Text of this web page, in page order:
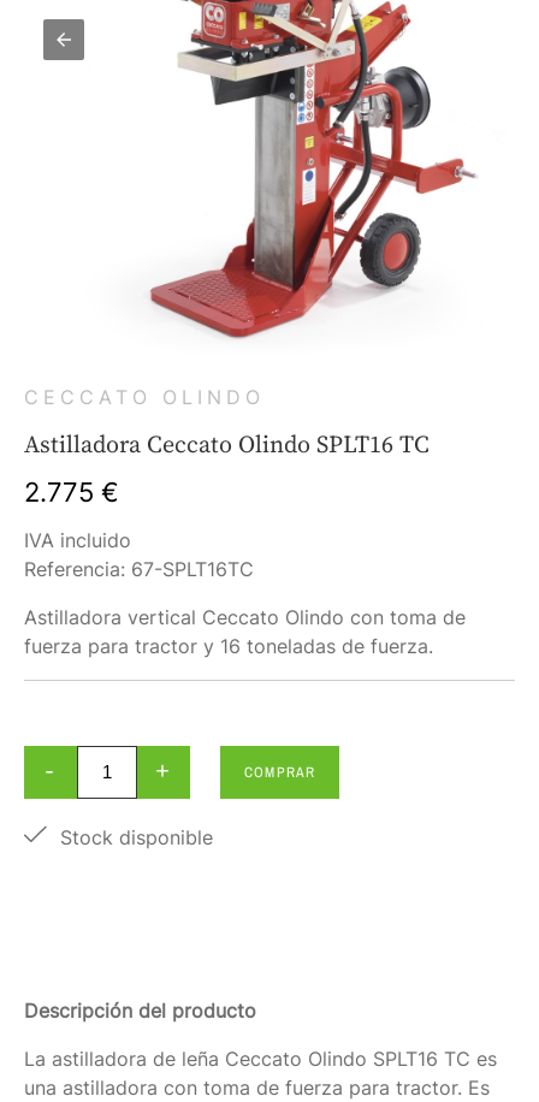
CECCATO OLINDO
Astilladora Ceccato Olindo SPLT16 TC
2.775 €
IVA incluido
Referencia: 67-SPLT16TC
Astilladora vertical Ceccato Olindo con toma de
fuerza para tractor y 16 toneladas de fuerza.
- + COMPRAR
Stock disponible
Descripción del producto
La astilladora de leña Ceccato Olindo SPLT16 TC es
una astilladora con toma de fuerza para tractor. Es